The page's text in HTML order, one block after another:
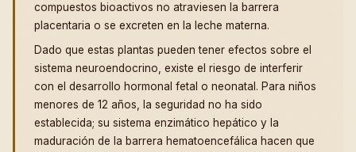
compuestos bioactivos no atraviesen la barrera
placentaria o se excreten en la leche materna.
Dado que estas plantas pueden tener efectos sobre el
sistema neuroendocrino, existe el riesgo de interferir
con el desarrollo hormonal fetal o neonatal. Para niños
menores de 12 años, la seguridad no ha sido
establecida; su sistema enzimático hepático y la
maduración de la barrera hematoencefálica hacen que